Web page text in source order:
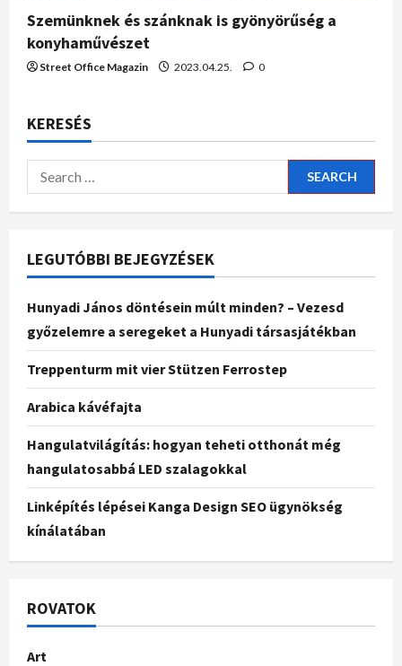
Szemünknek és szánknak is gyönyörűség a
konyhaművészet
Street Office Magazin 2023.04.25. 0
KERESÉS
LEGUTÓBBI BEJEGYZÉSEK
Hunyadi János döntésein múlt minden? – Vezesd
győzelemre a seregeket a Hunyadi társasjátékban
Treppenturm mit vier Stützen Ferrostep
Arabica kávéfajta
Hangulatvilágítás: hogyan teheti otthonát még
hangulatosabbá LED szalagokkal
Linképítés lépései Kanga Design SEO ügynökség
kínálatában
ROVATOK
Art